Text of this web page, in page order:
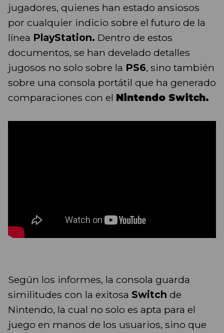
jugadores, quienes han estado ansiosos
por cualquier indicio sobre el futuro de la
línea PlayStation. Dentro de estos
documentos, se han develado detalles
jugosos no solo sobre la PS6, sino también
sobre una consola portátil que ha generado
comparaciones con el Nintendo Switch.
Según los informes, la consola guarda
similitudes con la exitosa Switch de
Nintendo, la cual no solo es apta para el
juego en manos de los usuarios, sino que